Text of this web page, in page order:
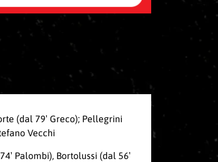
(dal 79′ Greco); Pellegrini
Vecchi
Palombi), Bortolussi (dal 56′